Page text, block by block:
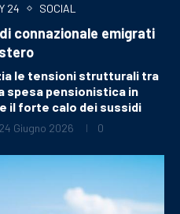
24 SOCIAL
connazionale emigrati
le tensioni strutturali tra
spesa pensionistica in
il forte calo dei sussidi
24 Giugno 2026 0